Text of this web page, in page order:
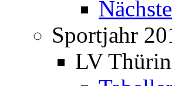
Sportjahr
LV